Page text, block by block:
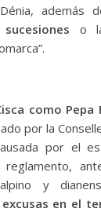
además
o
como Pepa
por la
por el
reglamento,
y
en el